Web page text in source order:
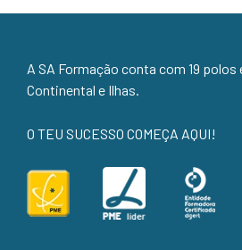
A SA Formação conta com 19 polos
Continental e Ilhas.
O TEU SUCESSO COMEÇA AQUI!